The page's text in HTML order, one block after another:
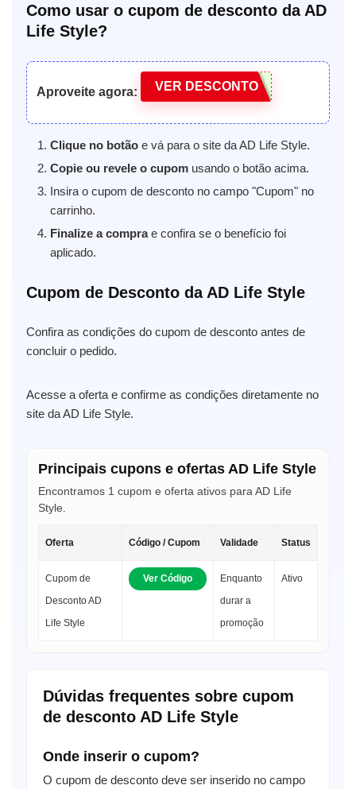
Como usar o cupom de desconto da AD
Life Style?
Aproveite agora: VER DESCONTO
Clique no botão e vá para o site da AD Life Style.
Copie ou revele o cupom usando o botão acima.
Insira o cupom de desconto no campo "Cupom" no
carrinho.
Finalize a comprae confira se o benefício foi
aplicado.
Cupom de Desconto da AD Life Style
Confira as condições do cupom de desconto antes de
concluir o pedido.
Acesse a oferta e confirme as condições diretamente no
site da AD Life Style.
Principais cupons e ofertas AD Life Style
Encontramos 1 cupom e oferta ativos para AD Life
Style.
Oferta Código / Cupom Validade Status
Cupom de
Desconto AD
Life Style
Ver Código
Enquanto
durar a
promoção
Ativo
Dúvidas frequentes sobre cupom
de desconto AD Life Style
Onde inserir o cupom?
O cupom de desconto deve ser inserido no campo